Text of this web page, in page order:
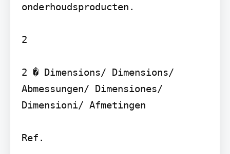
onderhoudsproducten.
2
2 � Dimensions/ Dimensions/
Abmessungen/ Dimensiones/
Dimensioni/ Afmetingen
Ref.